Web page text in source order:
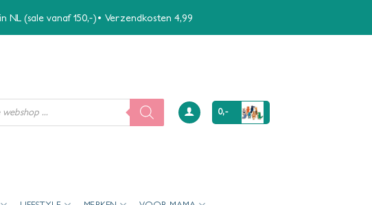
(sale vanaf 150,-)• Verzendkosten 4,99
0,-